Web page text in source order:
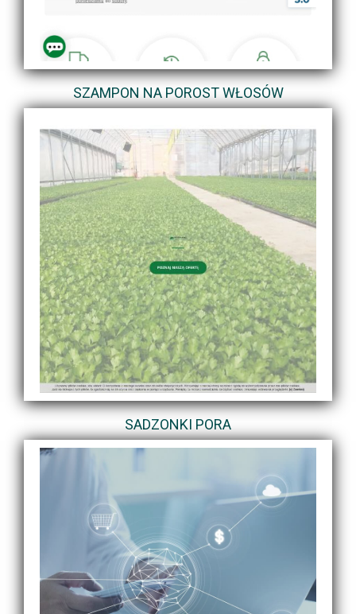
SZAMPON NA POROST WŁOSÓW
SADZONKI PORA